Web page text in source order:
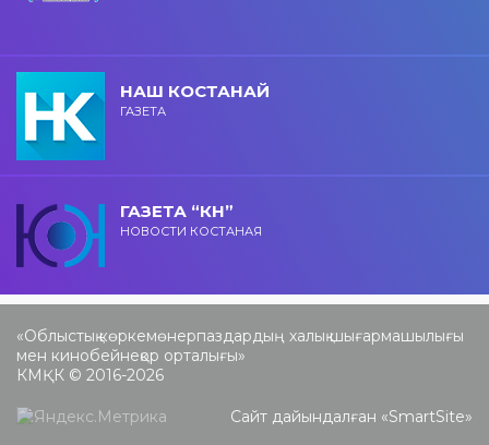
НАШ КОСТАНАЙ
ГАЗЕТА
ГАЗЕТА “КН”
НОВОСТИ КОСТАНАЯ
«Облыстық көркемөнерпаздардың халық шығармашылығы
мен кинобейнеқор орталығы»
КМҚК © 2016-2026
Сайт дайындалған «SmartSite»